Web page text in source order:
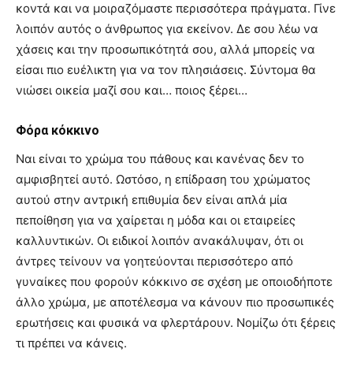
κοντά και να μοιραζόμαστε περισσότερα πράγματα. Γίνε
λοιπόν αυτός ο άνθρωπος για εκείνον. Δε σου λέω να
χάσεις και την προσωπικότητά σου, αλλά μπορείς να
είσαι πιο ευέλικτη για να τον πλησιάσεις. Σύντομα θα
νιώσει οικεία μαζί σου και… ποιος ξέρει…
Φόρα κόκκινο
Ναι είναι το χρώμα του πάθους και κανένας δεν το
αμφισβητεί αυτό. Ωστόσο, η επίδραση του χρώματος
αυτού στην αντρική επιθυμία δεν είναι απλά μία
πεποίθηση για να χαίρεται η μόδα και οι εταιρείες
καλλυντικών. Οι ειδικοί λοιπόν ανακάλυψαν, ότι οι
άντρες τείνουν να γοητεύονται περισσότερο από
γυναίκες που φορούν κόκκινο σε σχέση με οποιοδήποτε
άλλο χρώμα, με αποτέλεσμα να κάνουν πιο προσωπικές
ερωτήσεις και φυσικά να φλερτάρουν. Νομίζω ότι ξέρεις
τι πρέπει να κάνεις.